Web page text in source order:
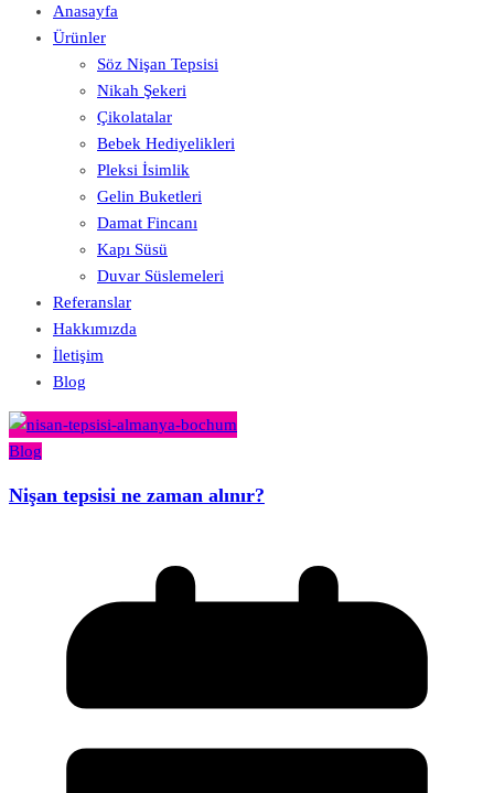
Anasayfa
Ürünler
Söz Nişan Tepsisi
Nikah Şekeri
Çikolatalar
Bebek Hediyelikleri
Pleksi İsimlik
Gelin Buketleri
Damat Fincanı
Kapı Süsü
Duvar Süslemeleri
Referanslar
Hakkımızda
İletişim
Blog
Blog
Nişan tepsisi ne zaman alınır?